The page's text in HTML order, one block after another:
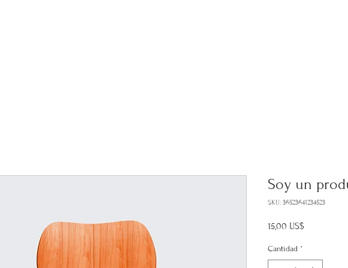
Soy un
SKU: 36523641234523
15,00 US$Precio
Cantidad *